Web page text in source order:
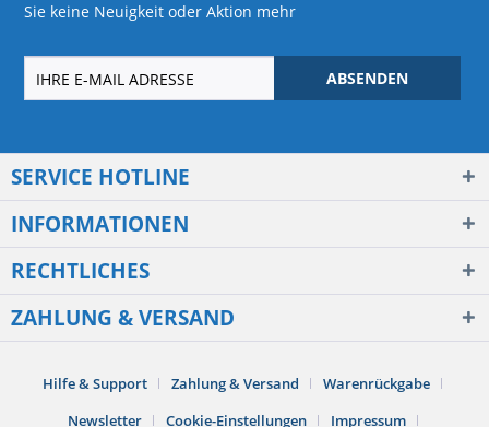
Sie keine Neuigkeit oder Aktion mehr
ABSENDEN
SERVICE HOTLINE
INFORMATIONEN
RECHTLICHES
ZAHLUNG & VERSAND
Hilfe & Support Zahlung & Versand
Warenrückgabe
Newsletter
Cookie-Einstellungen Impressum